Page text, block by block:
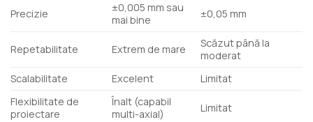
Precizie
±0,005 mm sau
mai bine
±0,05 mm
Repetabilitate Extrem de mare
Scăzut până la
moderat
Scalabilitate
Excelent
Limitat
Flexibilitate de
proiectare
Înalt (capabil
multi-axial)
Limitat